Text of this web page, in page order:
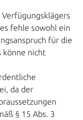
fehle sowohl ein
für die
könne nicht
da der
§ 15 Abs. 3